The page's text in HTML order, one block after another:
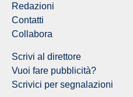
Redazioni
Contatti
Collabora
Scrivi al direttore
Vuoi fare pubblicità?
Scrivici per segnalazioni